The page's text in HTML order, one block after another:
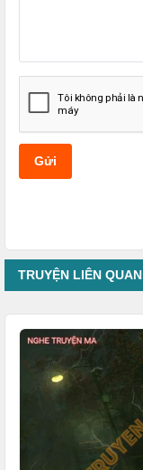
Gửi
TRUYỆN LIÊN QUAN